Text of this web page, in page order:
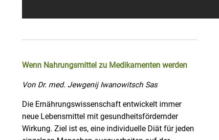
Wenn Nahrungsmittel zu Medikamenten werden
Von Dr. med. Jewgenij Iwanowitsch Sas
Die Ernährungswissenschaft entwickelt immer
neue Lebensmittel mit gesundheitsfördernder
Wirkung. Ziel ist es, eine individuelle Diät für jeden